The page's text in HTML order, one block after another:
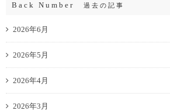
Back Number 過去の記事
2026年6月
2026年5月
2026年4月
2026年3月